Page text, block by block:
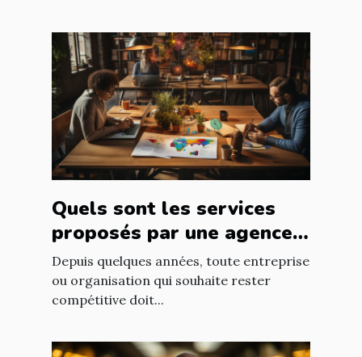
Quels sont les services
proposés par une agence
web ?
Depuis quelques années, toute entreprise
ou organisation qui souhaite rester
compétitive doit...